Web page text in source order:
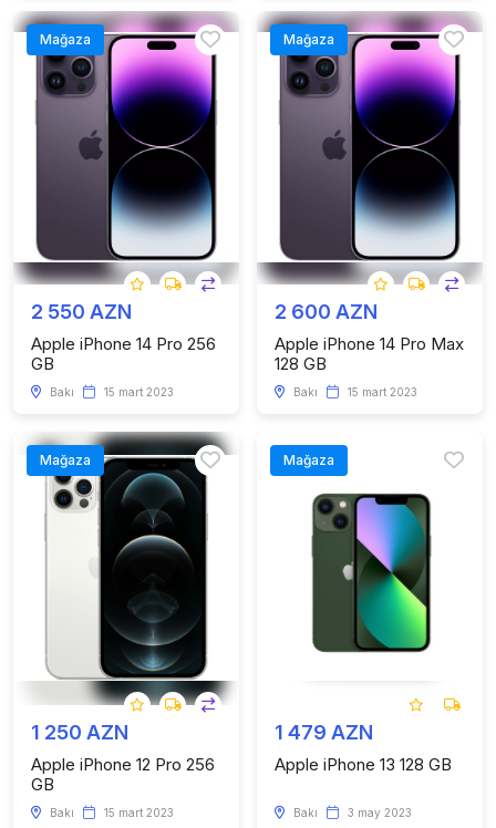
Mağaza
2 550 AZN
Apple iPhone 14 Pro 256
GB
Bakı 15 mart 2023
Mağaza
2 600 AZN
Apple iPhone 14 Pro Max
128 GB
Bakı 15 mart 2023
Mağaza
1 250 AZN
Apple iPhone 12 Pro 256
GB
Bakı 15 mart 2023
Mağaza
1 479 AZN
Apple iPhone 13 128 GB
Bakı 3 may 2023